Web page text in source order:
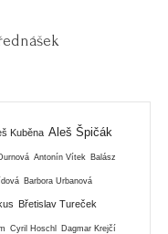
Kuběna Aleš Špičák
Antonín Vítek Balász
Barbora Urbanová
Břetislav Tureček
Cyril Hoschl Dagmar Krejčí